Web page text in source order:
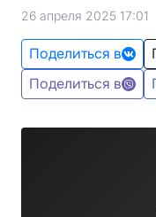
26 апреля 2025 17:01
Поделиться в
Поделиться в